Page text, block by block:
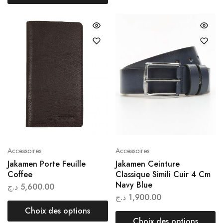
Accessoires
Jakamen Porte Feuille
Coffee
5,600.00 د.ج
Choix des options
Accessoires
Jakamen Ceinture
Classique Simili Cuir 4 Cm
Navy Blue
1,900.00 د.ج